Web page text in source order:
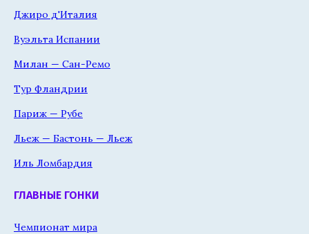
Джиро д'Италия
Вуэльта Испании
Милан — Сан-Ремо
Тур Фландрии
Париж — Рубе
Льеж — Бастонь — Льеж
Иль Ломбардия
ГЛАВНЫЕ ГОНКИ
Чемпионат мира